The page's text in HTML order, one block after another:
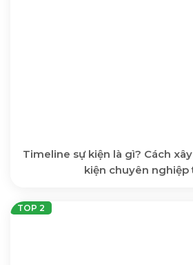
Timeline sự kiện là gì? Cách
kiện chuyên nghiệp